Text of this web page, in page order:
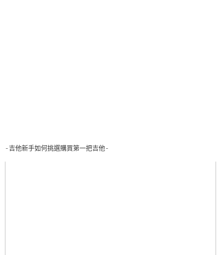
-吉他新手如何挑選購買第一把吉他-